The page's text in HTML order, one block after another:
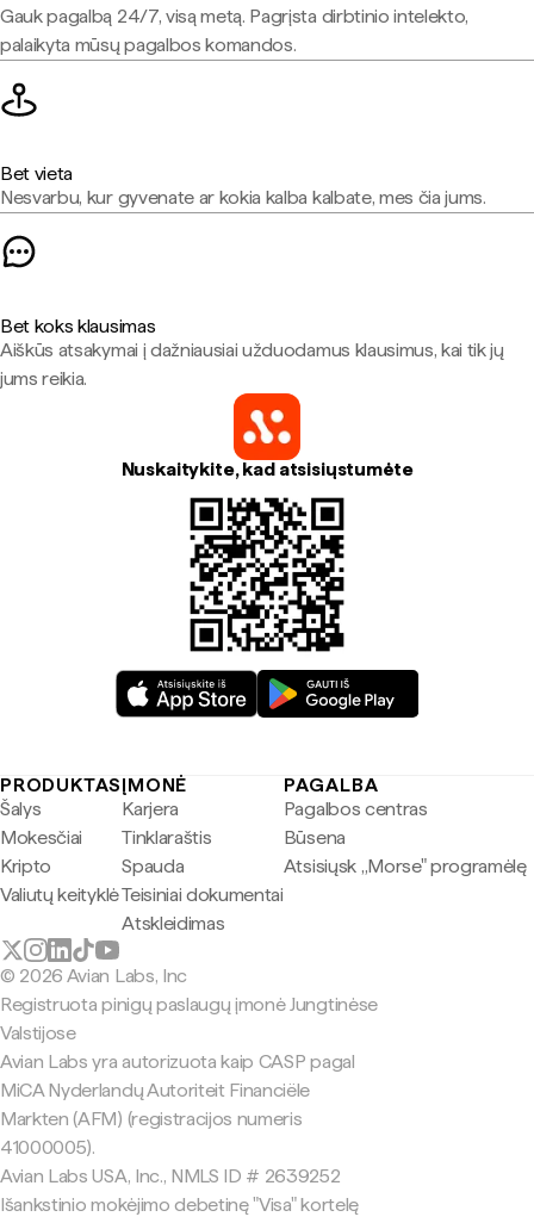
Gauk pagalbą 24/7, visą metą. Pagrįsta dirbtinio intelekto,
palaikyta mūsų pagalbos komandos.
Bet vieta
Nesvarbu, kur gyvenate ar kokia kalba kalbate, mes čia jums.
Bet koks klausimas
Aiškūs atsakymai į dažniausiai užduodamus klausimus, kai tik jų
jums reikia.
Nuskaitykite, kad atsisiųstumėte
PRODUKTAS
Šalys
Mokesčiai
Kripto
Valiutų keityklė
ĮMONĖ
Karjera
Tinklaraštis
Spauda
Teisiniai dokumentai
Atskleidimas
PAGALBA
Pagalbos centras
Būsena
Atsisiųsk „Morse" programėlę
© 2026 Avian Labs, Inc
Registruota pinigų paslaugų įmonė Jungtinėse
Valstijose
Avian Labs yra autorizuota kaip CASP pagal
MiCA Nyderlandų Autoriteit Financiële
Markten (AFM) (registracijos numeris
41000005).
Avian Labs USA, Inc., NMLS ID # 2639252
Išankstinio mokėjimo debetinę "Visa" kortelę